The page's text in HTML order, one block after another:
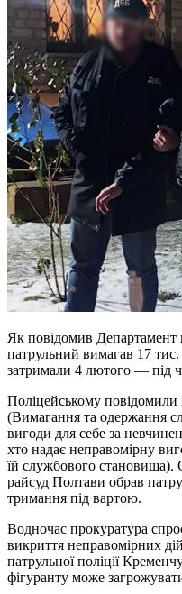
Як повідомив Департамент
патрульний вимагав 17 тис.
затримали 4 лютого — під
Поліцейському
(Вимагання та одержання
вигоди для себе за
хто надає неправомірну
їй службового становища).
райсуд Полтави обрав
тримання під вартою.
Водночас прокуратура
викриття неправомірних
патрульної поліції
фігуранту може